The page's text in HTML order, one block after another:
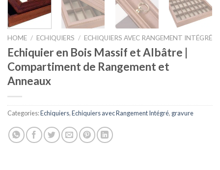
HOME / ECHIQUIERS / ECHIQUIERS AVEC RANGEMENT INTÉGRÉ
Echiquier en Bois Massif et Albâtre |
Compartiment de Rangement et
Anneaux
Categories:Echiquiers,Echiquiers avec Rangement Intégré, gravure